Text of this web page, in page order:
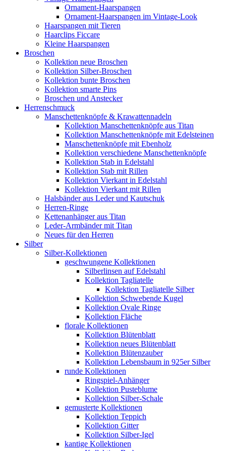
Ornament-Haarspangen
Ornament-Haarspangen im Vintage-Look
Haarspangen mit Tieren
Haarclips Ficcare
Kleine Haarspangen
Broschen
Kollektion neue Broschen
Kollektion Silber-Broschen
Kollektion bunte Broschen
Kollektion smarte Pins
Broschen und Anstecker
Herrenschmuck
Manschettenknöpfe & Krawattennadeln
Kollektion Manschettenknöpfe aus Titan
Kollektion Manschettenknöpfe mit Edelsteinen
Manschettenknöpfe mit Ebenholz
Kollektion verschiedene Manschettenknöpfe
Kollektion Stab in Edelstahl
Kollektion Stab mit Rillen
Kollektion Vierkant in Edelstahl
Kollektion Vierkant mit Rillen
Halsbänder aus Leder und Kautschuk
Herren-Ringe
Kettenanhänger aus Titan
Leder-Armbänder mit Titan
Neues für den Herren
Silber
Silber-Kollektionen
geschwungene Kollektionen
Silberlinsen auf Edelstahl
Kollektion Tagliatelle
Kollektion Tagliatelle Silber
Kollektion Schwebende Kugel
Kollektion Ovale Ringe
Kollektion Fläche
florale Kollektionen
Kollektion Blütenblatt
Kollektion neues Blütenblatt
Kollektion Blütenzauber
Kollektion Lebensbaum in 925er Silber
runde Kollektionen
Ringspiel-Anhänger
Kollektion Pusteblume
Kollektion Silber-Schale
gemusterte Kollektionen
Kollektion Teppich
Kollektion Gitter
Kollektion Silber-Igel
kantige Kollektionen